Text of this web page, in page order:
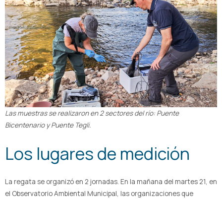
Las muestras se realizaron en 2 sectores del río: Puente
Bicentenario y Puente Tegli.
Los lugares de medición
La regata se organizó en 2 jornadas. En la mañana del martes 21, en
el Observatorio Ambiental Municipal, las organizaciones que